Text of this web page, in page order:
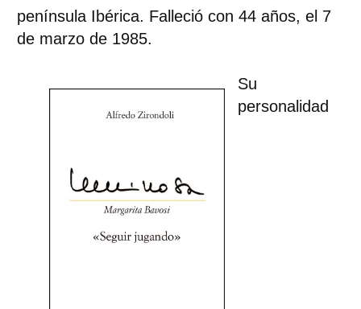
península Ibérica. Falleció con 44 años, el 7
de marzo de 1985.
Su
personalidad